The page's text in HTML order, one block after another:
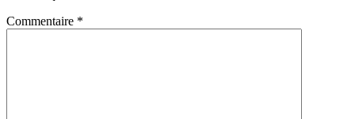
Commentaire *